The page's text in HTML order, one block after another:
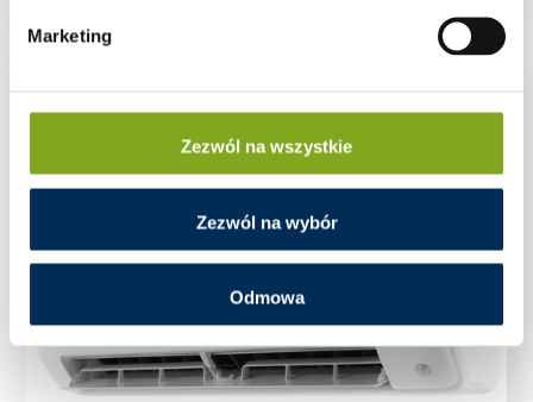
Marketing
Zezwól na wszystkie
Zezwól na wybór
Odmowa